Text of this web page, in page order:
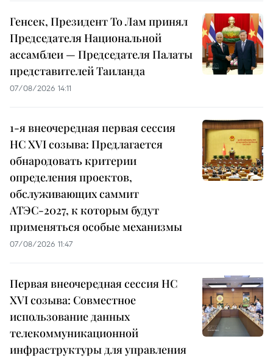
Генсек, Президент То Лам принял
Председателя Национальной
ассамблеи — Председателя Палаты
представителей Таиланда
07/08/2026 14:11
1-я внеочередная первая сессия
НС XVI созыва: Предлагается
обнародовать критерии
определения проектов,
обслуживающих саммит
АТЭС-2027, к которым будут
применяться особые механизмы
07/08/2026 11:47
Первая внеочередная сессия НС
XVI созыва: Совместное
использование данных
телекоммуникационной
инфраструктуры для управления